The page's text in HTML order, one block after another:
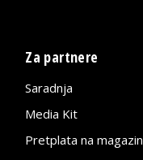
Za partnere
Saradnja
Media Kit
Pretplata na magazin